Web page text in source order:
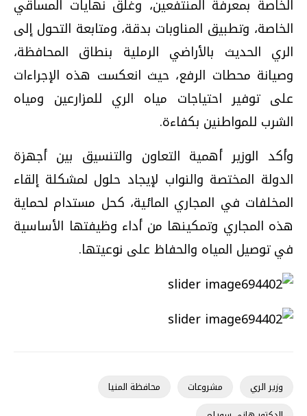
الخاصة بمعرفة المنتفعين، وغلق نهايات المساقي
الخاصة، وتطبيق المناوبات بدقة، ومتابعة التحول إلى
الري الحديث بالأراضي الرملية بنطاق المحافظة،
وصيانة محطات الرفع، حيث انعكست هذه الإجراءات
على توفير احتياجات مياه الري للمزارعين ومياه
الشرب للمواطنين بكفاءة.
وأكد الوزير أهمية التعاون والتنسيق بين أجهزة
الدولة المختصة والنواب لإيجاد حلول لمشكلة إلقاء
المخلفات في المجاري المائية، كحل مستدام لحماية
هذه المجاري وتمكينها من أداء وظيفتها الأساسية
في توصيل المياه والحفاظ على نوعيتها.
وزير الري مشروعات
محافظة المنيا